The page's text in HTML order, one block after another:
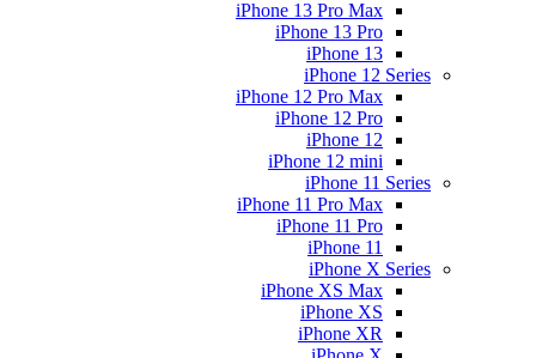
iPhone 13 Pro Max
iPhone 13 Pro
iPhone 13
iPhone 12 Series
iPhone 12 Pro Max
iPhone 12 Pro
iPhone 12
iPhone 12 mini
iPhone 11 Series
iPhone 11 Pro Max
iPhone 11 Pro
iPhone 11
iPhone X Series
iPhone XS Max
iPhone XS
iPhone XR